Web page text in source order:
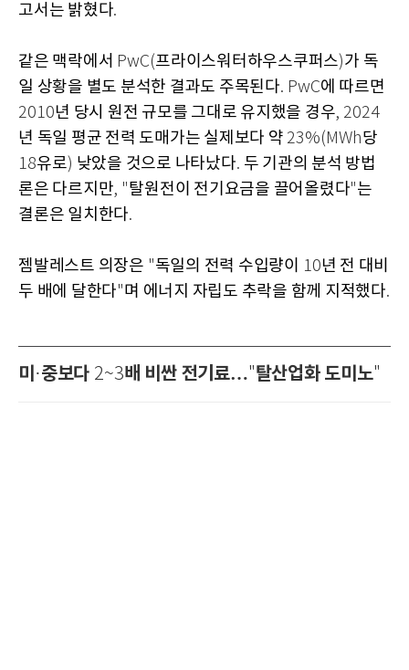
고서는 밝혔다.
같은 맥락에서 PwC(프라이스워터하우스쿠퍼스)가 독
일 상황을 별도 분석한 결과도 주목된다. PwC에 따르면
2010년 당시 원전 규모를 그대로 유지했을 경우, 2024
년 독일 평균 전력 도매가는 실제보다 약 23%(MWh당
18유로) 낮았을 것으로 나타났다. 두 기관의 분석 방법
론은 다르지만, "탈원전이 전기요금을 끌어올렸다"는
결론은 일치한다.
젬발레스트 의장은 "독일의 전력 수입량이 10년 전 대비
두 배에 달한다"며 에너지 자립도 추락을 함께 지적했다.
미 ·중보다 2~3배 비싼 전기료…"탈산업화 도미노"